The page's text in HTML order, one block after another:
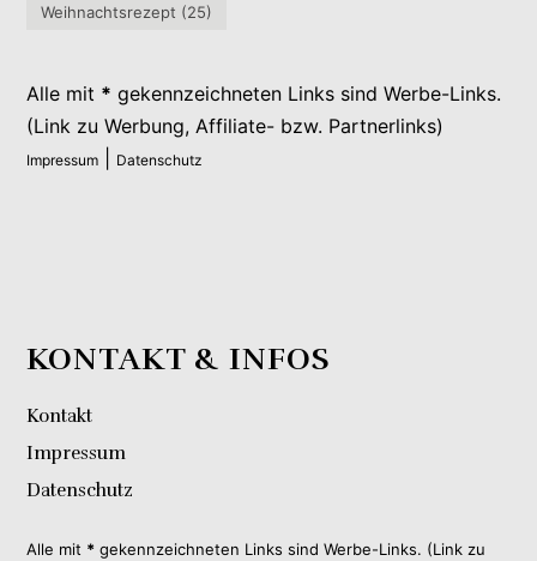
Weihnachtsrezept (25)
Alle mit * gekennzeichneten Links sind Werbe-Links.
(Link zu Werbung, Affiliate- bzw. Partnerlinks)
Impressum Datenschutz
KONTAKT & INFOS
Kontakt
Impressum
Datenschutz
Alle mit * gekennzeichneten Links sind Werbe-Links. (Link zu